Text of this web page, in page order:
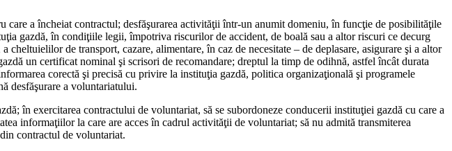
a înche­iat contractul; desfăşurarea acti­vităţii într-un anumit domeniu, în funcţie de posibilităţile
gazdă, în condiţiile legii, împotriva riscurilor de acci­dent, de boală sau a altor riscuri ce decurg
de transport, cazare, alimentare, în caz de necesitate – de deplasare, asigurare şi a altor
un certificat nominal şi scrisori de recoman­dare; dreptul la timp de odihnă, astfel încât durata
corectă şi precisă cu privire la instituţia gazdă, politi­ca organizaţională şi programele
desfăşurare a voluntariatului.
în exerci­tarea contractului de voluntariat, să se subordoneze conducerii in­stituţiei gazdă cu care a
informaţiilor la care are acces în cadrul activităţii de voluntariat; să nu admită trans­miterea
contrac­tul de voluntariat.